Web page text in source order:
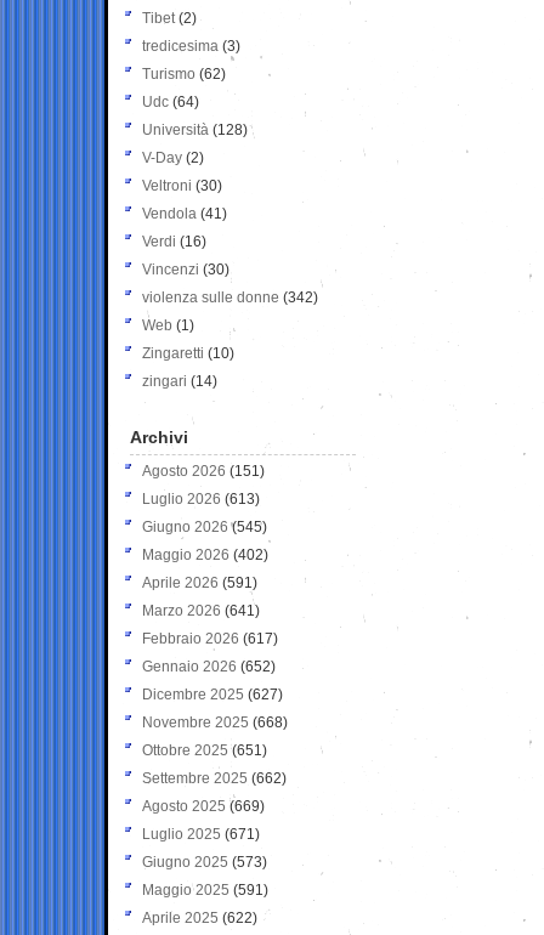
Tibet(2)
tredicesima (3)
Turismo (62)
Udc (64)
Università (128)
V-Day (2)
Veltroni (30)
Vendola (41)
Verdi (16)
Vincenzi (30)
violenza sulle donne (342)
Web (1)
Zingaretti (10)
zingari (14)
Archivi
Agosto 2026 (151)
Luglio 2026 (613)
Giugno 2026 (545)
Maggio 2026 (402)
Aprile 2026 (591)
Marzo 2026 (641)
Febbraio 2026 (617)
Gennaio 2026 (652)
Dicembre 2025 (627)
Novembre 2025 (668)
Ottobre 2025 (651)
Settembre 2025 (662)
Agosto 2025 (669)
Luglio 2025 (671)
Giugno 2025 (573)
Maggio 2025 (591)
Aprile 2025 (622)